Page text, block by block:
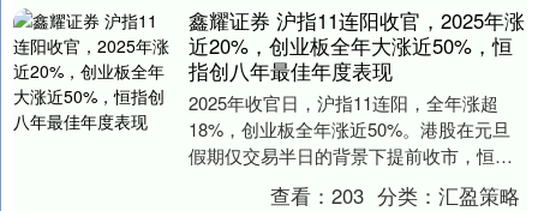
鑫耀证券 沪指11连阳收官，2025年涨
近20%，创业板全年大涨近50%，恒
指创八年最佳年度表现
2025年收官日，沪指11连阳，全年涨超
18%，创业板全年涨近50%。港股在元旦
假期仅交易半日的背景下提前收市，恒指
全年累计涨幅超过27%鑫耀证券，创下
查看：203 分类：汇盈策略